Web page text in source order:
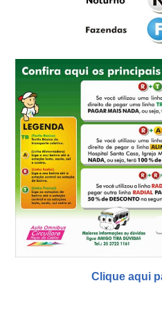
Clique aqui